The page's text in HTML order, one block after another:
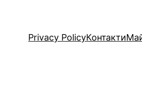
Privacy PolicyКонтакти